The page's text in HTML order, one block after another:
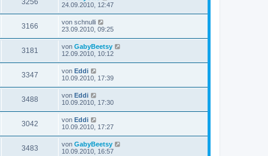
3256
24.09.2010, 12:47
3166 von schnulli
23.09.2010, 09:25
3181 von GabyBeetsy
12.09.2010, 10:12
3347 von Eddi
10.09.2010, 17:39
3488 von Eddi
10.09.2010, 17:30
3042 von Eddi
10.09.2010, 17:27
3483 von GabyBeetsy
10.09.2010, 16:57